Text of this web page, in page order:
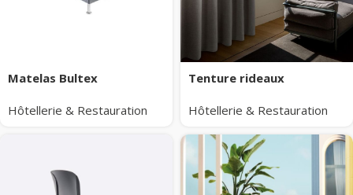
Matelas Bultex
Hôtellerie & Restauration
Tenture rideaux
Hôtellerie & Restauration